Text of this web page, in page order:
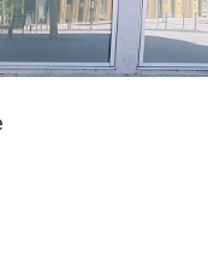
New Tab